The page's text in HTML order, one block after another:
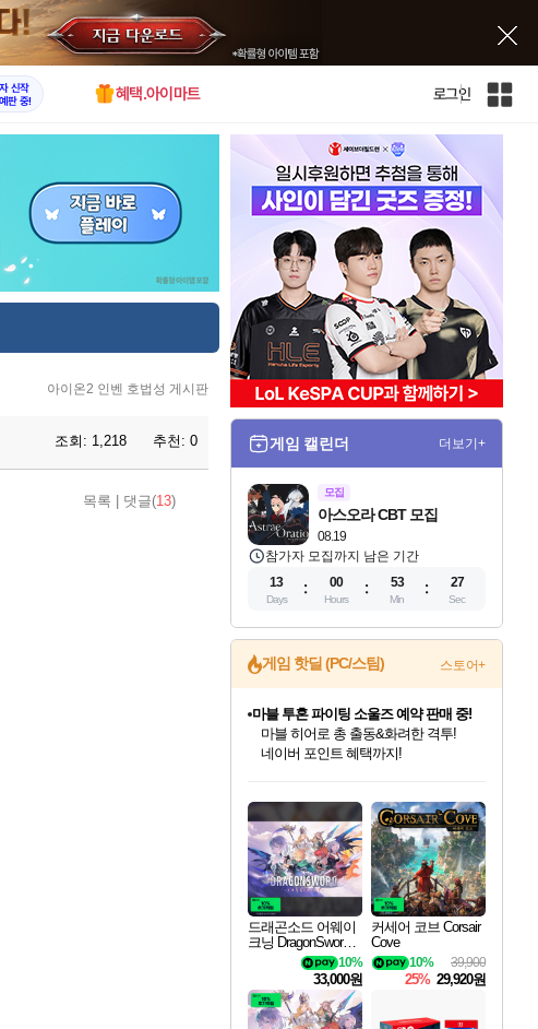
신작
판 중!
혜택.아이마트 로그인
인
트
아이온2 인벤 호법성 게시판
조회: 1,218 추천: 0
목록 댓글(13)
게임 캘린더 더보기+
모집
08.19
아스오라 CBT 모집
참가자 모집까지 남은 기간
13
Days
00
Hours
53
Min
26
Sec
게임 핫딜 (PC/스팀) 스토어+
네이버혜택과 함께 만나보세요!
50%할인&추가 적립까지!
이니&베니 혜택까지!
네이버 혜택가와 함께 예약하세요!
할인&네이버혜택으로 만나보세요!
네이버페이 혜택과 만나보세요!
40주년 프로모션으로 만나보세요!
마블 투혼 파이팅 소울즈 예약 판매 중!
마블 히어로 총 출동&화려한 격투!
네이버 포인트 혜택까지!
할인가에 만나보세요!
일부 에디션 상시 할인!
혜택으로 예약 판매 중
편안하게 충전하세요
드래곤소드 어웨이
크닝 DragonSword A
10%
33,000원
커세어 코브 Corsair
Cove
39,900
10%
25% 29,920원